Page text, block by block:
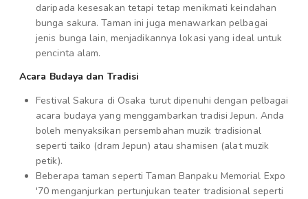
daripada kesesakan tetapi tetap menikmati keindahan
bunga sakura. Taman ini juga menawarkan pelbagai
jenis bunga lain, menjadikannya lokasi yang ideal untuk
pencinta alam.
Acara Budaya dan Tradisi
Festival Sakura di Osaka turut dipenuhi dengan pelbagai
acara budaya yang menggambarkan tradisi Jepun. Anda
boleh menyaksikan persembahan muzik tradisional
seperti taiko (dram Jepun) atau shamisen (alat muzik
petik).
Beberapa taman seperti Taman Banpaku Memorial Expo
'70 menganjurkan pertunjukan teater tradisional seperti